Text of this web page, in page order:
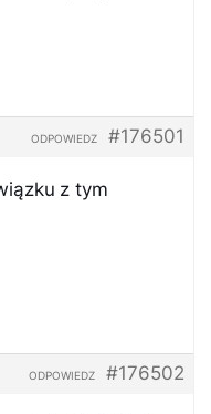
#176501
ODPOWIEDZ
z tym
#176502
ODPOWIEDZ